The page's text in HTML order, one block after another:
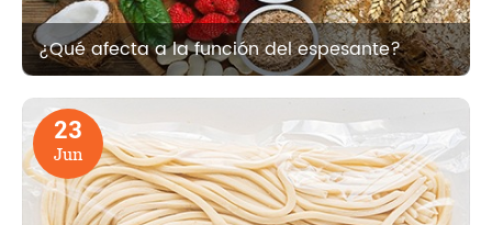
¿Qué afecta a la función del espesante?
23
Jun